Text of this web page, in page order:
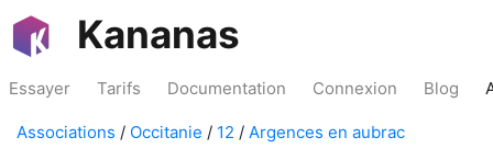
Kananas
Essayer Tarifs Documentation Connexion Blog
Associations / Occitanie / 12 / Argences en aubrac